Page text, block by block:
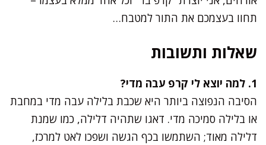
תחוו בעצמכם את התור למטבח…
שאלות ותשובות
1. למה יוצא לי קרפ עבה מדי?
הסיבה הנפוצה ביותר היא שכבת בלילה עבה מדי במחבת
או בלילה סמיכה מדי. דאגו שתהיה דלילה, כמו שמנת
דלילה מאוד; השתמשו בכף הגשה ושפכו לאט למרכז,